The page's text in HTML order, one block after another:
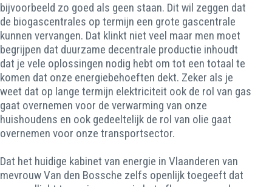
bijvoorbeeld zo goed als geen staan. Dit wil zeggen dat
de biogascentrales op termijn een grote gascentrale
kunnen vervangen. Dat klinkt niet veel maar men moet
begrijpen dat duurzame decentrale productie inhoudt
dat je vele oplossingen nodig hebt om tot een totaal te
komen dat onze energiebehoeften dekt. Zeker als je
weet dat op lange termijn elektriciteit ook de rol van gas
gaat overnemen voor de verwarming van onze
huishoudens en ook gedeeltelijk de rol van olie gaat
overnemen voor onze transportsector.
Dat het huidige kabinet van energie in Vlaanderen van
mevrouw Van den Bossche zelfs openlijk toegeeft dat